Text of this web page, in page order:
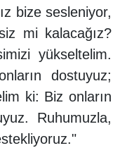
bize sesleniyor,
mi kalacağız?
yükseltelim.
dostuyuz;
ki: Biz onların
Ruhumuzla,